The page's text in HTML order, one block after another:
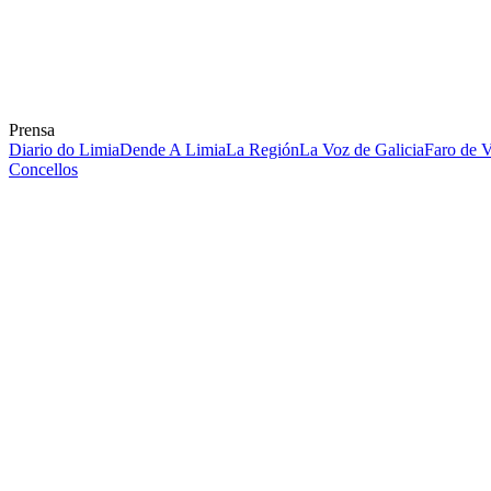
Prensa
Diario do LimiaDende A LimiaLa RegiónLa Voz de GaliciaFaro de
Concellos